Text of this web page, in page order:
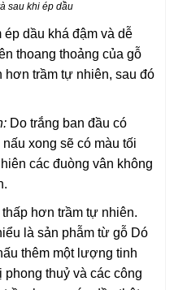
sau khi ép dầu
ép dầu khá đậm và dễ
thoang thoảng của gỗ
hơn trầm tự nhiên, sau đó
Do trắng ban đầu có
xong sẽ có màu tối
các đuòng vân không
hơn trầm tự nhiên.
là sản phẫm từ gỗ Dó
thêm một lượng tinh
thuỷ và các công